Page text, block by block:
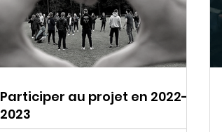
Participer au projet en 2022-
2023